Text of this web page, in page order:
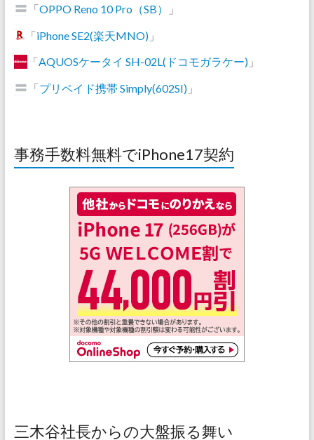
「OPPO Reno 10 Pro（SB）
」
「iPhone SE2(楽天MNO)」
「AQUOSケータイ SH-02L(ドコモガラケー)」
「プリペイド携帯 Simply(602SI)」
事務手数料無料でiPhone17契約
三木谷社長からの大盤振る舞い